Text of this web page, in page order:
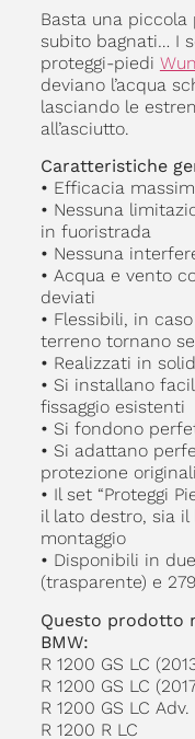
Basta una piccola
subito bagnati… I
proteggi-piedi
deviano l’acqua
lasciando le
all’asciutto.
Caratteristiche
• Efficacia
• Nessuna
in fuoristrada
• Nessuna
• Acqua e vento
deviati
• Flessibili, in
terreno tornano
• Realizzati in
• Si installano
fissaggio esistenti
• Si fondono
• Si adattano
protezione
• Il set “Proteggi
il lato destro, sia
montaggio
• Disponibili in
(trasparente) e
Questo prodotto
BMW:
R 1200 GS LC
R 1200 GS LC
R 1200 GS LC Adv.
R 1200 R LC